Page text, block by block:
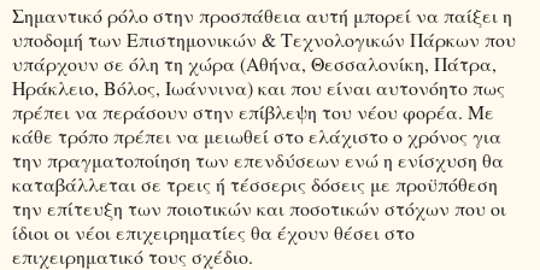
Σημαντικό ρόλο στην προσπάθεια αυτή μπορεί να παίξει η
υποδομή των Επιστημονικών & Τεχνολογικών Πάρκων που
υπάρχουν σε όλη τη χώρα (Αθήνα, Θεσσαλονίκη, Πάτρα,
Ηράκλειο, Βόλος, Ιωάννινα) και που είναι αυτονόητο πως
πρέπει να περάσουν στην επίβλεψη του νέου φορέα. Με
κάθε τρόπο πρέπει να μειωθεί στο ελάχιστο ο χρόνος για
την πραγματοποίηση των επενδύσεων ενώ η ενίσχυση θα
καταβάλλεται σε τρεις ή τέσσερις δόσεις με προϋπόθεση
την επίτευξη των ποιοτικών και ποσοτικών στόχων που οι
ίδιοι οι νέοι επιχειρηματίες θα έχουν θέσει στο
επιχειρηματικό τους σχέδιο.